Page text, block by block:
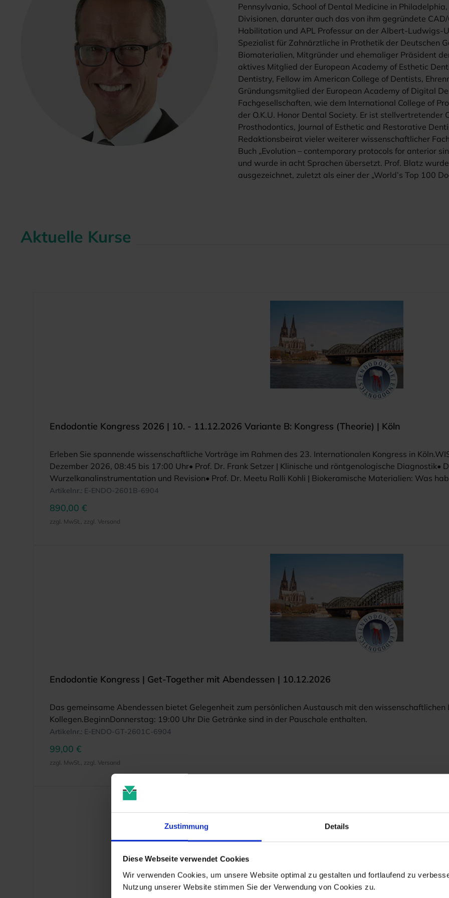
Zustimmung Details
Diese Webseite verwendet Cookies
Wir verwenden Cookies, um unsere Website optimal zu gestalten und fortlaufend zu
Nutzung unserer Website stimmen Sie der Verwendung von Cookies zu.
Pennsylvania, School of Dental Medicine in
Divisionen, darunter auch das von ihm gegründete
Habilitation und APL Professur an der Albert-
Spezialist für Zahnärztliche in Prothetik der Deutschen
Biomaterialien, Mitgründer und ehemaliger Präsident
aktives Mitglied der European Academy of Esthetic
Dentistry, Fellow im American College of Dentists,
Gründungsmitglied der European Academy of Digital
Fachgesellschaften, wie dem International College of
der O.K.U. Honor Dental Society. Er ist
Prosthodontics, Journal of Esthetic and Restorative
Redaktionsbeirat vieler weiterer wissenschaftlicher
Buch „Evolution – contemporary protocols for anterior
und wurde in acht Sprachen übersetzt. Prof. Blatz
ausgezeichnet, zuletzt als einer der „World’s Top 100
Aktuelle Kurse
Endodontie Kongress 2026 | 10. - 11.12.2026 Variante B: Kongress (Theorie) | Köln
Erleben Sie spannende wissenschaftliche Vorträge im Rahmen des 23. Internationalen Kongress in
Dezember 2026, 08:45 bis 17:00 Uhr• Prof. Dr. Frank Setzer | Klinische und röntgenologische Diagnostik•
Wurzelkanalinstrumentation und Revision• Prof. Dr. Meetu Ralli Kohli | Biokeramische Materialien: Was
Vorgehen bei kalzifizierten Pulpakammern und -kanälenWISSENSCHAFTLICHE VORTRÄGE | 11.
Läsionen und Perforationsreparatur• Prof. Dr. Sam Kratchman | Endodontische MikrochirurgieREFERENT•
Leiter)• Prof. Dr. Markus Blatz• Dr. Gilberto Debelian• Prof. Dr. Bekir Karabucak• Prof. Dr. Meetu Ralli
Artikelnr.: E-ENDO-2601B-6904
890,00 €
zzgl. MwSt., zzgl. Versand
Endodontie Kongress | Get-Together mit Abendessen | 10.12.2026
Das gemeinsame Abendessen bietet Gelegenheit zum persönlichen Austausch mit den
Kollegen.BeginnDonnerstag: 19:00 Uhr Die Getränke sind in der Pauschale enthalten.
Artikelnr.: E-ENDO-GT-2601C-6904
99,00 €
zzgl. MwSt., zzgl. Versand